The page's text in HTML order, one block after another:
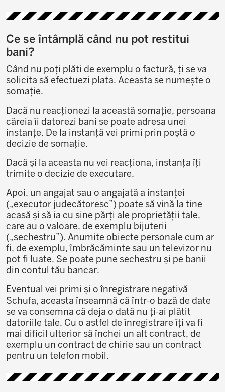
Ce se întâmplă când nu pot restitui
bani?
Când nu poți plăti de exemplu o factură, ți se va
solicita să efectuezi plata. Aceasta se numește o
somație.
Dacă nu reacționezi la această somație, persoana
căreia îi datorezi bani se poate adresa unei
instanțe. De la instanță vei primi prin poștă o
decizie de somație.
Dacă și la aceasta nu vei reacționa, instanța îți
trimite o decizie de executare.
Apoi, un angajat sau o angajată a instanței
(„executor judecătoresc”) poate să vină la tine
acasă și să ia cu sine părți ale proprietății tale,
care au o valoare, de exemplu bijuterii
(„sechestru”). Anumite obiecte personale cum ar
fi, de exemplu, îmbrăcăminte sau un televizor nu
pot fi luate. Se poate pune sechestru și pe banii
din contul tău bancar.
Eventual vei primi și o înregistrare negativă
Schufa, aceasta înseamnă că într-o bază de date
se va consemna că deja o dată nu ți-ai plătit
datoriile tale. Cu o astfel de înregistrare îți va fi
mai dificil ulterior să închei un alt contract, de
exemplu un contract de chirie sau un contract
pentru un telefon mobil.